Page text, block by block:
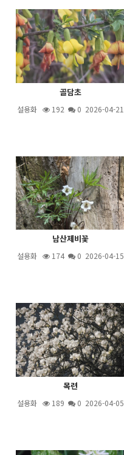
골담초
설용화 192 0 2026-04-21
남산제비꽃
설용화 174 0 2026-04-15
목련
설용화 189 0 2026-04-05